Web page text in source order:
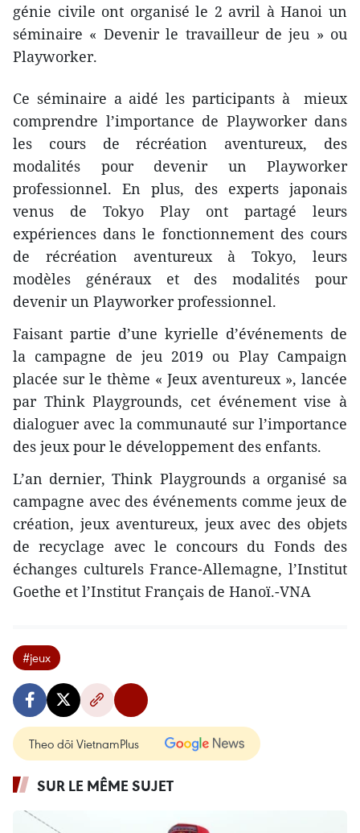
génie civile ont organisé le 2 avril à Hanoi un
séminaire « Devenir le travailleur de jeu » ou
Playworker.
Ce séminaire a aidé les participants à mieux
comprendre l’importance de Playworker dans
les cours de récréation aventureux, des
modalités pour devenir un Playworker
professionnel. En plus, des experts japonais
venus de Tokyo Play ont partagé leurs
expériences dans le fonctionnement des cours
de récréation aventureux à Tokyo, leurs
modèles généraux et des modalités pour
devenir un Playworker professionnel.
Faisant partie d’une kyrielle d’événements de
la campagne de jeu 2019 ou Play Campaign
placée sur le thème « Jeux aventureux », lancée
par Think Playgrounds, cet événement vise à
dialoguer avec la communauté sur l’importance
des jeux pour le développement des enfants.
L’an dernier, Think Playgrounds a organisé sa
campagne avec des événements comme jeux de
création, jeux aventureux, jeux avec des objets
de recyclage avec le concours du Fonds des
échanges culturels France-Allemagne, l’Institut
Goethe et l’Institut Français de Hanoï.-VNA
#jeux
Theo dõi VietnamPlus
SUR LE MÊME SUJET